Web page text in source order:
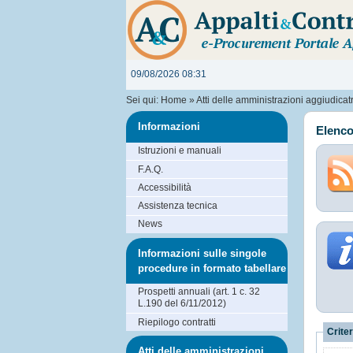
09/08/2026 08:31
Sei qui: Home » Atti delle amministrazioni
Informazioni
Istruzioni e manuali
F.A.Q.
Accessibilità
Assistenza tecnica
News
Informazioni sulle singole
procedure in formato tabellare
Prospetti annuali (art. 1 c. 32
L.190 del 6/11/2012)
Riepilogo contratti